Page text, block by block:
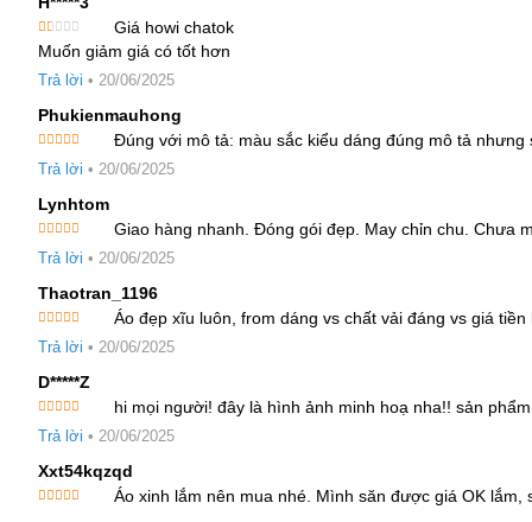
Cam kết từ CayLeo Design
100% sản phẩm chính hãng từ thương hiệu CayLeo
Hình ảnh thật từ studio của shop
Chất vải được chọn lọc kỹ, may đo cẩn thận
Kiểm tra kỹ trước khi đóng gói và giao hàng
Tư vấn tận tình, giao hàng toàn quốc
Chính sách đổi trả
Miễn phí đổi hàng nếu sản phẩm bị lỗi do nhà sản xuất,
Vui lòng quay video quá trình mở hàng để được hỗ trợ đổi
Sản phẩm đổi cần còn tem mác, chưa qua sử dụng hoặc
Được
xếp
hạng
1
sao
Giá howi chatok
Muốn giảm giá có tốt hơn
Trả lời • 20/06/2025
Phukienmauhong
xếp hạng
Đúng với mô tả: màu sắc kiểu dáng đúng mô tả
Trả lời • 20/06/2025
Lynhtom
hạng55
Giao hàng nhanh. Đóng gói đẹp. May chỉn chu. Chưa
Trả lời • 20/06/2025
Thaotran_1196
hạng55
Áo đẹp xĩu luôn, from dáng vs chất vải đáng vs giá
Trả lời • 20/06/2025
D*****z
hạng55
hi mọi người! đây là hình ảnh minh hoạ nha!! sản
Trả lời • 20/06/2025
Xxt54kqzqd
Áo xinh lắm nên mua nhé. Mình săn được giá OK lắm,